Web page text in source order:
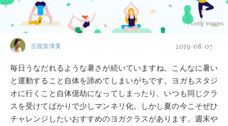
Getty Images
古賀奈津美 2019-08-07
毎日うなだれるような暑さが続いていますね。こんなに暑い
と運動すること自体を諦めてしまいがちです。ヨガもスタジ
オに行くこと自体億劫になってしまったり、いつも同じクラ
スを受けてばかりで少しマンネリ化。しかし夏の今こそぜひ
チャレンジしたいおすすめのヨガクラスがあります。週末や